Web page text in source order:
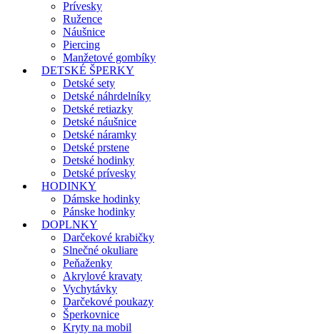
Prívesky
Ružence
Náušnice
Piercing
Manžetové gombíky
DETSKÉ ŠPERKY
Detské sety
Detské náhrdelníky
Detské retiazky
Detské náušnice
Detské náramky
Detské prstene
Detské hodinky
Detské prívesky
HODINKY
Dámske hodinky
Pánske hodinky
DOPLNKY
Darčekové krabičky
Slnečné okuliare
Peňaženky
Akrylové kravaty
Vychytávky
Darčekové poukazy
Šperkovnice
Kryty na mobil